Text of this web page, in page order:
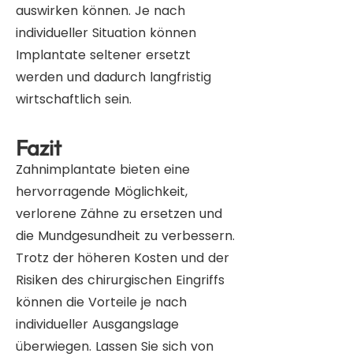
auswirken können. Je nach
individueller Situation können
Implantate seltener ersetzt
werden und dadurch langfristig
wirtschaftlich sein.
Fazit
Zahnimplantate bieten eine
hervorragende Möglichkeit,
verlorene Zähne zu ersetzen und
die Mundgesundheit zu verbessern.
Trotz der höheren Kosten und der
Risiken des chirurgischen Eingriffs
können die Vorteile je nach
individueller Ausgangslage
überwiegen. Lassen Sie sich von